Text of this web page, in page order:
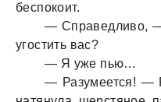
беспокоит.
— Справедливо,
угостить вас?
— Я уже пью…
— Разумеется! —